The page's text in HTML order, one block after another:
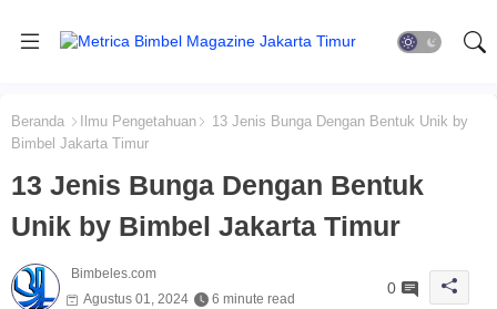
Beranda Ilmu Pengetahuan
13 Jenis Bunga Dengan Bentuk Unik by
Bimbel Jakarta Timur
13 Jenis Bunga Dengan Bentuk
Unik by Bimbel Jakarta Timur
Bimbeles.com
Agustus 01, 2024
6 minute read
0